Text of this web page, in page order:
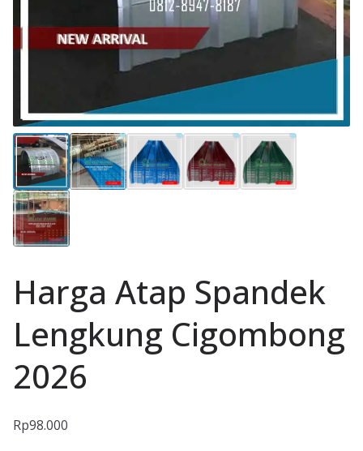
Harga Atap Spandek
Lengkung Cigombong
2026
Rp98.000